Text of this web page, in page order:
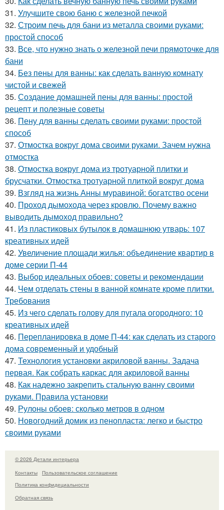
31. Улучшите свою баню с железной печкой
32. Строим печь для бани из металла своими руками:
простой способ
33. Все, что нужно знать о железной печи прямоточке для
бани
34. Без пены для ванны: как сделать ванную комнату
чистой и свежей
35. Создание домашней пены для ванны: простой
рецепт и полезные советы
36. Пену для ванны сделать своими руками: простой
способ
37. Отмостка вокруг дома своими руками. Зачем нужна
отмостка
38. Отмостка вокруг дома из тротуарной плитки и
брусчатки. Отмостка тротуарной плиткой вокруг дома
39. Взгляд на жизнь Анны муравиной: богатство осени
40. Проход дымохода через кровлю. Почему важно
выводить дымоход правильно?
41. Из пластиковых бутылок в домашнюю утварь: 107
креативных идей
42. Увеличение площади жилья: объединение квартир в
доме серии П-44
43. Выбор идеальных обоев: советы и рекомендации
44. Чем отделать стены в ванной комнате кроме плитки.
Требования
45. Из чего сделать голову для пугала огородного: 10
креативных идей
46. Перепланировка в доме П-44: как сделать из старого
дома современный и удобный
47. Технология установки акриловой ванны. Задача
первая. Как собрать каркас для акриловой ванны
48. Как надежно закрепить стальную ванну своими
руками. Правила установки
49. Рулоны обоев: сколько метров в одном
50. Новогодний домик из пенопласта: легко и быстро
своими руками
© 2026 Детали интерьера
Контакты
Пользовательское соглашение
Политика конфидециальности
Обратная связь